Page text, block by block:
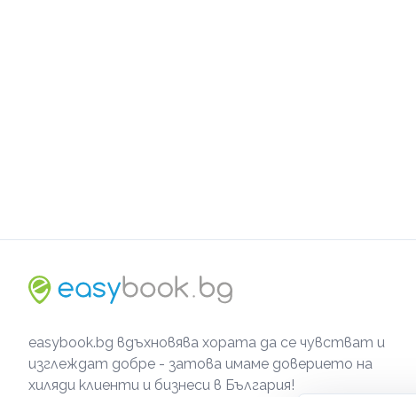
easybook.bg вдъхновява хората да се чувстват и
изглеждат добре - затова имаме доверието на
хиляди клиенти и бизнеси в България!